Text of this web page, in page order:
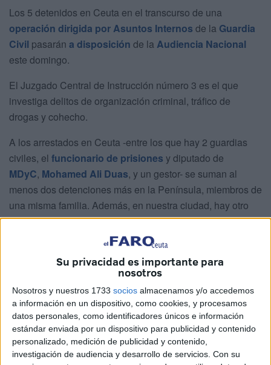
Su privacidad es importante para
nosotros
Nosotros y nuestros 1733 socios almacenamos y/o accedemos
a información en un dispositivo, como cookies, y procesamos
datos personales, como identificadores únicos e información
estándar enviada por un dispositivo para publicidad y contenido
personalizado, medición de publicidad y contenido,
investigación de audiencia y desarrollo de servicios. Con su
Los 5 detenidos en Ceuta en el transcurso de una
operación dirigida por Asuntos Internos de la Guardia
Civil pasarán a disposición de la Audiencia Nacional
este domingo.
El Juzgado Central de Instrucción número 3 es el que
investiga delitos de organización criminal, tráfico de
drogas y cohecho.
A los arrestados en Ceuta -entre los que hay 2 guardias
civiles, el funcionario de prisiones y diputado de
MDyC, Mohamed Ali Duas, y un gestor- se suman al
menos dos detenciones más en la Península, miembros de
una misma familia. Además, en nuestra ciudad, hay otro
agente de la Benemérita en calidad de investigado no